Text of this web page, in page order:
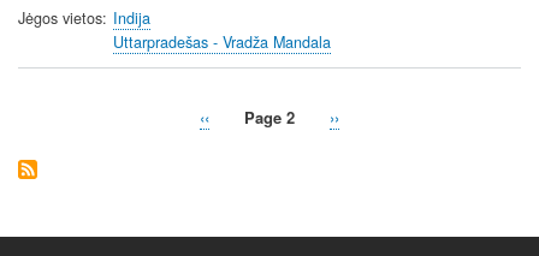
Jėgos vietos Indija
Uttarpradešas - Vradža Mandala
Previous
‹‹ Page 2
Next
››